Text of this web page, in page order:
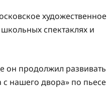
художественное
спектаклях и
он продолжил развивать
нашего двора» по пьесе